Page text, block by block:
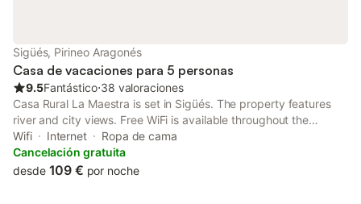
Sigüés, Pirineo Aragonés
Casa de vacaciones para 5 personas
9.5Fantástico⋅38 valoraciones
Casa Rural La Maestra is set in Sigüés. The property features
river and city views. Free WiFi is available throughout the
property and Royal Monastery of San Juan de la Peña is 48 km
away.
Wifi Internet
Ropa de cama
Cancelación gratuita
desde 109 € por noche